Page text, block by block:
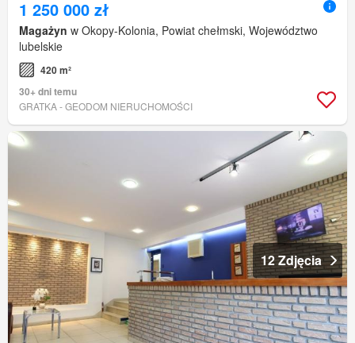
1 250 000 zł
Magażyn w Okopy-Kolonia, Powiat chełmski, Województwo
lubelskie
420 m²
30+ dni temu
GRATKA - GEODOM NIERUCHOMOŚCI
12 Zdjęcia